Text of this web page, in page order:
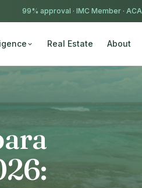
99% approval · IMC Member ·
Real Estate About